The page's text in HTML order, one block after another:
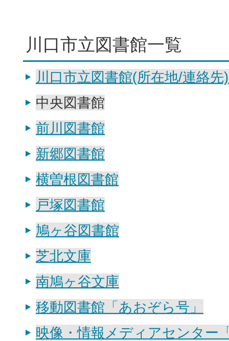
川口市立図書館一覧
川口市立図書館(所在地/連絡先
中央図書館
前川図書館
新郷図書館
横曽根図書館
戸塚図書館
鳩ヶ谷図書館
芝北文庫
南鳩ヶ谷文庫
移動図書館「あおぞら号」
映像・情報メディアセンター